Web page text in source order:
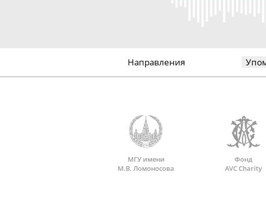
Направления
МГУ имени
М.В. Ломоносова
Фонд
AVC Charity